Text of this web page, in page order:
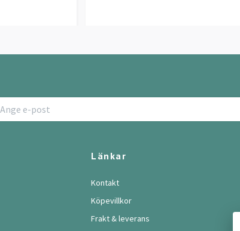
Länkar
Kontakt
Köpevillkor
Frakt & leverans